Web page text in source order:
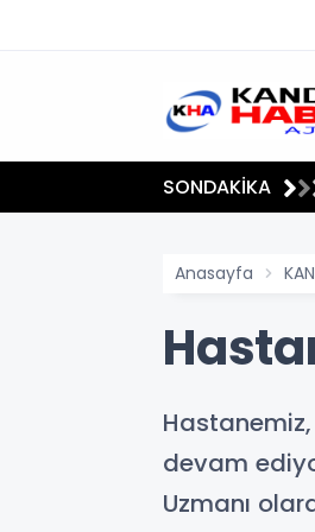
SONDAKİKA
Anasayfa
devam
Uzmanı